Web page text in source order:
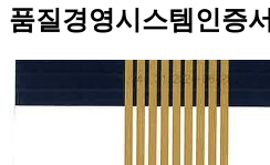
품질경영시스템인증서